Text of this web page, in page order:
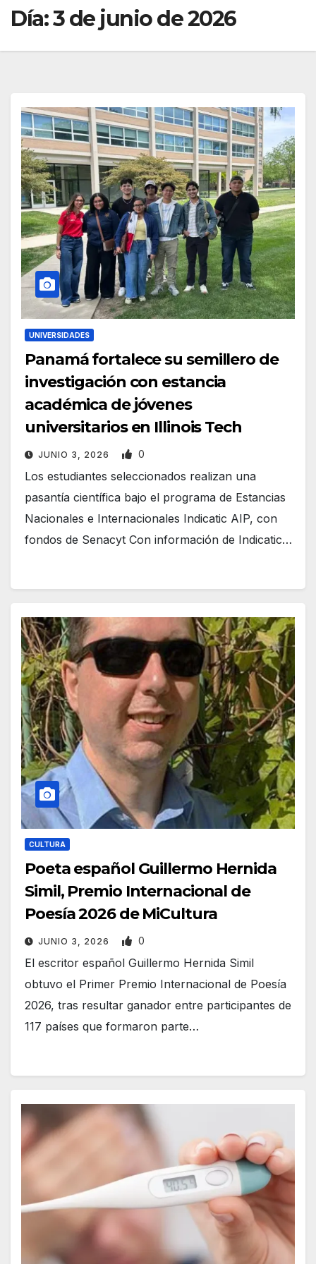
Día:3 de junio de 2026
UNIVERSIDADES
Panamá fortalece su semillero de
investigación con estancia
académica de jóvenes
universitarios en Illinois Tech
JUNIO 3, 2026 0
Los estudiantes seleccionados realizan una
pasantía científica bajo el programa de Estancias
Nacionales e Internacionales Indicatic AIP, con
fondos de Senacyt Con información de Indicatic…
CULTURA
Poeta español Guillermo Hernida
Simil, Premio Internacional de
Poesía 2026 de MiCultura
JUNIO 3, 2026 0
El escritor español Guillermo Hernida Simil
obtuvo el Primer Premio Internacional de Poesía
2026, tras resultar ganador entre participantes de
117 países que formaron parte…